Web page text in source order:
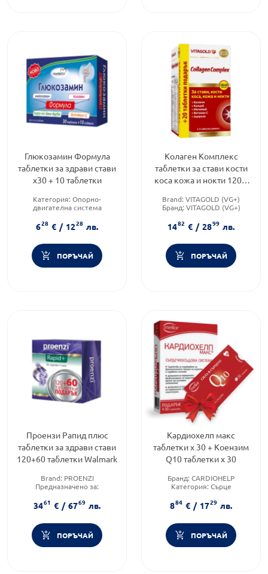
Глюкозамин Формула
таблетки за здрави стави
х30 + 10 таблетки
Категория: Опорно-
двигателна система
Форма на продукта: таблетки
628 € / 1228 лв.
ПОРЪЧАЙ
Колаген Комплекс
таблетки за стави кости
коса кожа и нокти 120 +
Brand: VITAGOLD (VG+)
Бранд: VITAGOLD (VG+)
1482 € / 2899 лв.
ПОРЪЧАЙ
Проензи Рапид плюс
таблетки за здрави стави
120+60 таблетки Walmark
Brand: PROENZI
Предназначено за:
Форма на продукта: таблетки
3461 € / 6769 лв.
ПОРЪЧАЙ
Кардиохелп макс
таблетки х 30 + Коензим
Q10 таблетки х 30
Бранд: CARDIOHELP
Категория: Сърце
884 € / 1729 лв.
ПОРЪЧАЙ